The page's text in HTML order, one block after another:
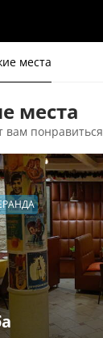
места
места
вам понравиться